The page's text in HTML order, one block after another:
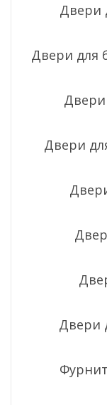
Двери
Двери для
Двери
Двери
Двери